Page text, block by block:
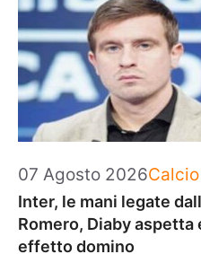
07 Agosto 2026Calcio
Inter, le mani legate
Romero, Diaby
effetto domino